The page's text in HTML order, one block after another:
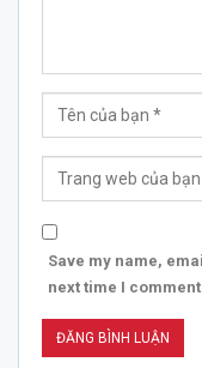
Save my name,
next time I